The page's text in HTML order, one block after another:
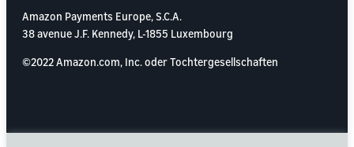
Amazon Payments Europe, S.C.A.
38 avenue J.F. Kennedy, L-1855 Luxembourg
©2022 Amazon.com, Inc. oder Tochtergesellschaften